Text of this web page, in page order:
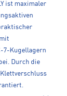
ist maximaler
7-Kugellagern
Durch die